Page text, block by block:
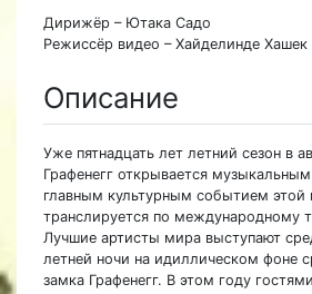
Дирижёр – Ютака Садо
Режиссёр видео – Хайделинде Хашек
Описание
Уже пятнадцать лет летний сезон в
Графенегг открывается
главным культурным событием этой
транслируется по международному
Лучшие артисты мира выступают
летней ночи на идиллическом фоне
замка Графенегг. В этом году